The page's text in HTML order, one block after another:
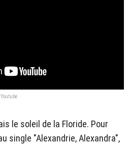
le soleil de la Floride. Pour
single "Alexandrie, Alexandra",